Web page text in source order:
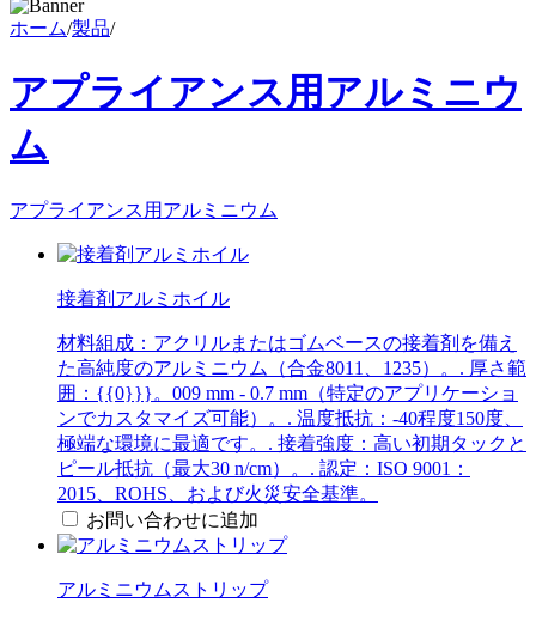
ホーム/製品/
アプライアンス用アルミニウ
ム
アプライアンス用アルミニウム
接着剤アルミホイル
材料組成：アクリルまたはゴムベースの接着剤を備え
た高純度のアルミニウム（合金8011、1235）。. 厚さ範
囲：{{0}}}。009 mm - 0.7 mm（特定のアプリケーショ
ンでカスタマイズ可能）。. 温度抵抗：-40程度150度、
極端な環境に最適です。. 接着強度：高い初期タックと
ピール抵抗（最大30 n/cm）。. 認定：ISO 9001：
2015、ROHS、および火災安全基準。
お問い合わせに追加
アルミニウムストリップ